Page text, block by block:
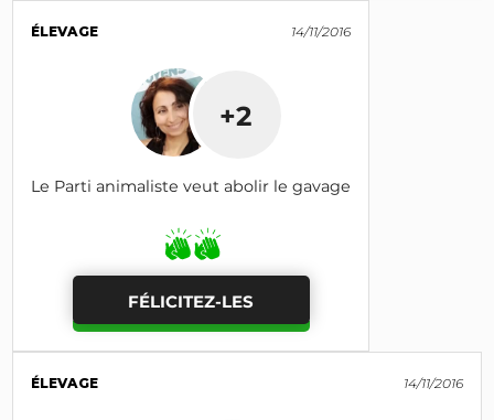
ÉLEVAGE 14/11/2016
+2
Le Parti animaliste veut abolir le gavage
FÉLICITEZ-LES
ÉLEVAGE 14/11/2016